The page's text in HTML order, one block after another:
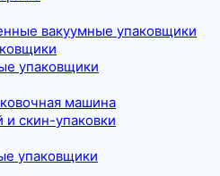
вакуумные упаковщики
упаковщики
машина
скин-упаковки
упаковщики